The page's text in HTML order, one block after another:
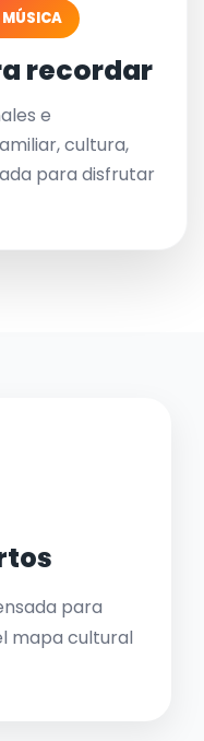
MÚSICA
recordar
e
cultura,
para disfrutar
para
mapa cultural